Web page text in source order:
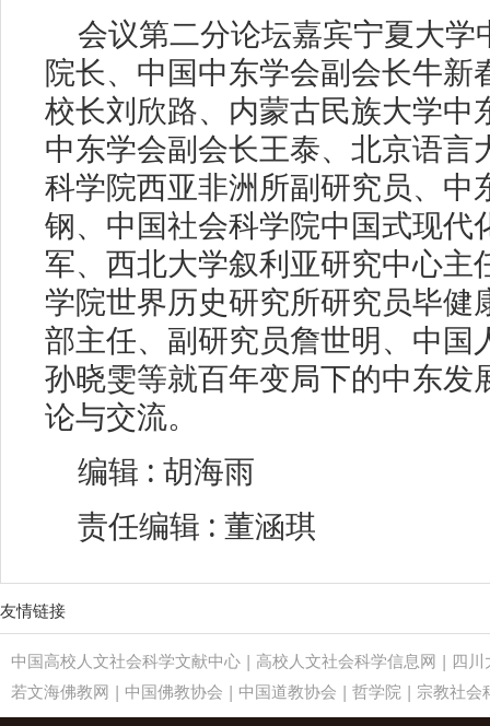
会议第二分论坛嘉宾宁夏大
院长、中国中东学会副会长牛新
校长刘欣路、内蒙古民族大学中
中东学会副会长王泰、北京语言
科学院西亚非洲所副研究员、中
钢、中国社会科学院中国式现代
军、西北大学叙利亚研究中心主
学院世界历史研究所研究员毕健
部主任、副研究员詹世明、中国
孙晓雯等就百年变局下的中东发
论与交流。
编辑 : 胡海雨
责任编辑 : 董涵琪
友情链接
中国高校人文社会科学文献中心 | 高校人文社会科学信息网 | 四
若文海佛教网 | 中国佛教协会 | 中国道教协会 | 哲学院 | 宗教社会